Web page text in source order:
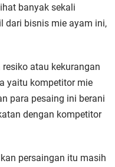
banyak sekali
dari bisnis mie ayam ini,
atau kekurangan
yaitu kompetitor mie
para pesaing ini berani
dengan kompetitor
persaingan itu masih